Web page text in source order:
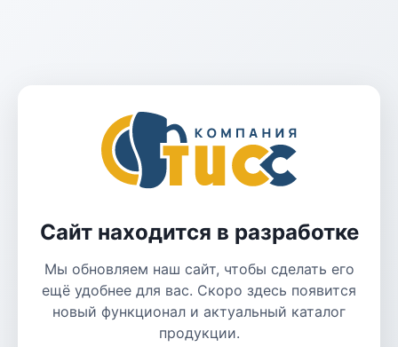
Сайт находится в разработке
Мы обновляем наш сайт, чтобы сделать его
ещё удобнее для вас. Скоро здесь появится
новый функционал и актуальный каталог
продукции.